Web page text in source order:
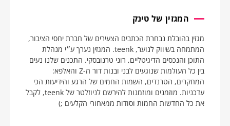
המגזין של טינק
מגזין בהובלת נבחרת הכתבים הצעירים של חברת יחסי הציבור,
המתמחה בשיווק לנוער, teenk. המגזין נערך ע״י מנהלת
התוכן והנכסים הדיגיטליים, רוני טרנובסקי. התכנים שלנו נעים
בין כל העולמות שנוגעים לבני ובנות דור ה-Z והאלפא:
המחקרים, הטרנדים, השמות החמים של הרגע והידיעות הכי
עדכניות. מוזמנים ומוזמנות להירשם לניוזלטר של teenk, לקבל
את כל החדשות החמות וסודות ממאחורי הקלעים ;)